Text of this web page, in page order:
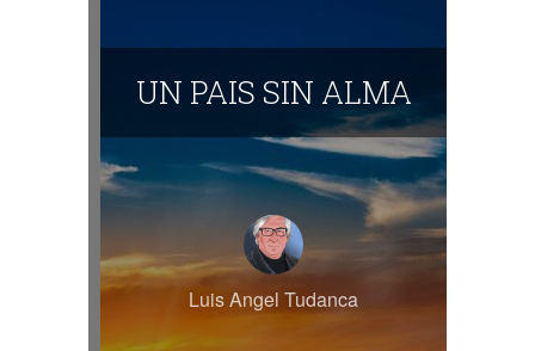
UN PAIS SIN ALMA
Luis Angel Tudanca